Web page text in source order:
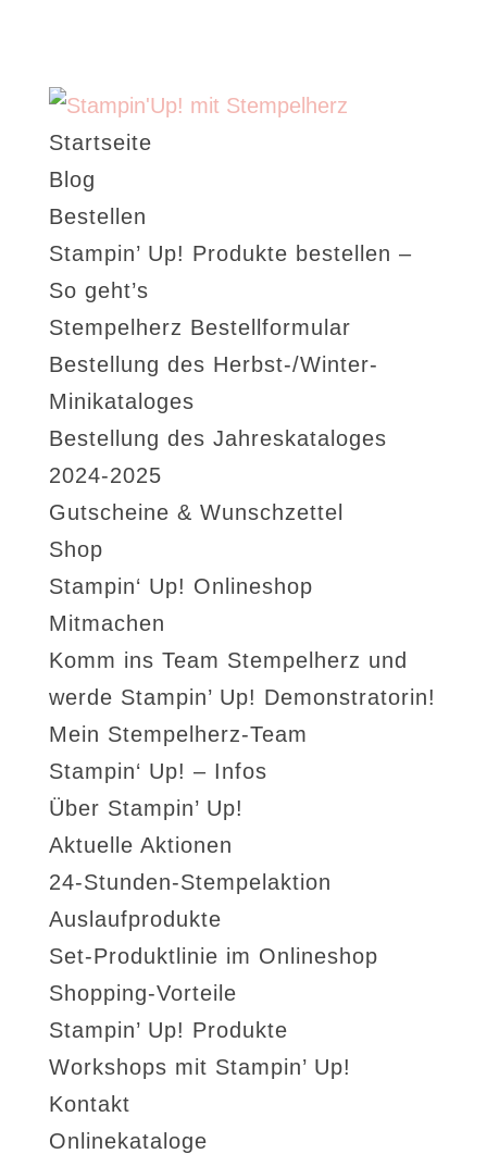
Startseite
Blog
Bestellen
Stampin’ Up! Produkte bestellen –
So geht’s
Stempelherz Bestellformular
Bestellung des Herbst-/Winter-
Minikataloges
Bestellung des Jahreskataloges
2024-2025
Gutscheine & Wunschzettel
Shop
Stampin‘ Up! Onlineshop
Mitmachen
Komm ins Team Stempelherz und
werde Stampin’ Up! Demonstratorin!
Mein Stempelherz-Team
Stampin‘ Up! – Infos
Über Stampin’ Up!
Aktuelle Aktionen
24-Stunden-Stempelaktion
Auslaufprodukte
Set-Produktlinie im Onlineshop
Shopping-Vorteile
Stampin’ Up! Produkte
Workshops mit Stampin’ Up!
Kontakt
Onlinekataloge